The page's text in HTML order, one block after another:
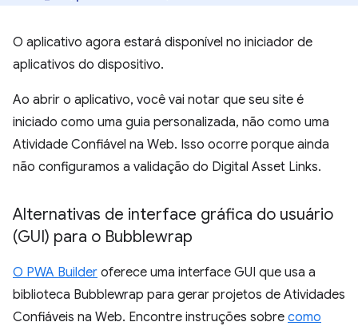
O aplicativo agora estará disponível no iniciador de
aplicativos do dispositivo.
Ao abrir o aplicativo, você vai notar que seu site é
iniciado como uma guia personalizada, não como uma
Atividade Confiável na Web. Isso ocorre porque ainda
não configuramos a validação do Digital Asset Links.
Alternativas de interface gráfica do usuário
(GUI) para o Bubblewrap
O PWA Builder oferece uma interface GUI que usa a
biblioteca Bubblewrap para gerar projetos de Atividades
Confiáveis na Web. Encontre instruções sobre como